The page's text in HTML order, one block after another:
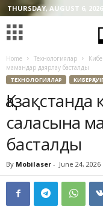
THURSDAY, AUGUST 6, 2026
Home Технологиялар
мамандар даярлау басталды
ТЕХНОЛОГИЯЛАР
Қазақстанда
саласына
басталды
By Mobilaser - June 24, 2026